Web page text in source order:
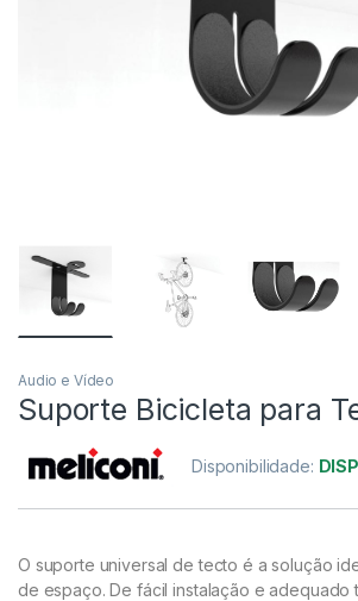
Audio e Vídeo
Suporte Bicicleta para
Disponibilidade:
O suporte universal de tecto é a solução
de espaço. De fácil instalação e adequado